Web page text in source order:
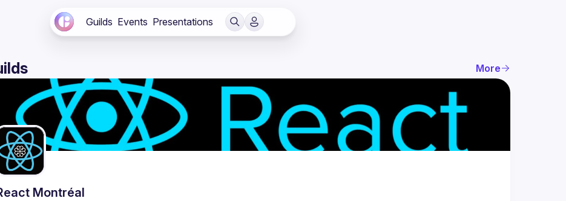
Guilds Events Presentations
More
Montréal